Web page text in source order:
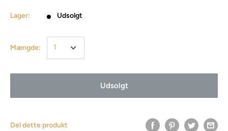
Lager: Udsolgt
Mængde:
Udsolgt
Del dette produkt